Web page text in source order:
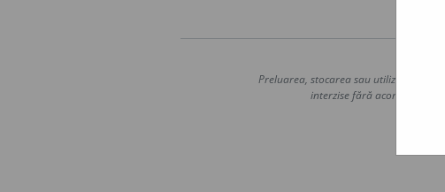
Preluarea, stocarea sau utilizarea
interzise fără acordul